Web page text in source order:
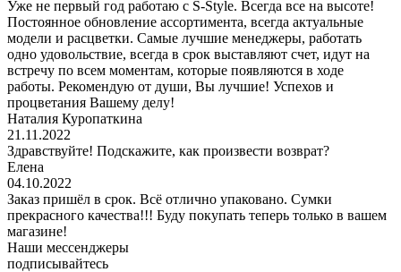
Уже не первый год работаю с S-Style. Всегда все на высоте!
Постоянное обновление ассортимента, всегда актуальные
модели и расцветки. Самые лучшие менеджеры, работать
одно удовольствие, всегда в срок выставляют счет, идут на
встречу по всем моментам, которые появляются в ходе
работы. Рекомендую от души, Вы лучшие! Успехов и
процветания Вашему делу!
Наталия Куропаткина
21.11.2022
Здравствуйте! Подскажите, как произвести возврат?
Елена
04.10.2022
Заказ пришёл в срок. Всё отлично упаковано. Сумки
прекрасного качества!!! Буду покупать теперь только в вашем
магазине!
Наши мессенджеры
подписывайтесь